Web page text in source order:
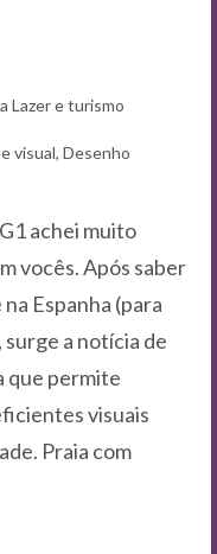
Lazer e turismo
visual, Desenho
achei muito
vocês. Após saber
Espanha (para
a notícia de
que permite
visuais
Praia com